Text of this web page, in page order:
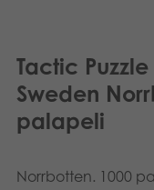
Lelut
Kirjat
Arkistoidut
Medialle
OMA TILI
Dansk
Tactic
Sweden
palapeli
Norrbotten. 1000